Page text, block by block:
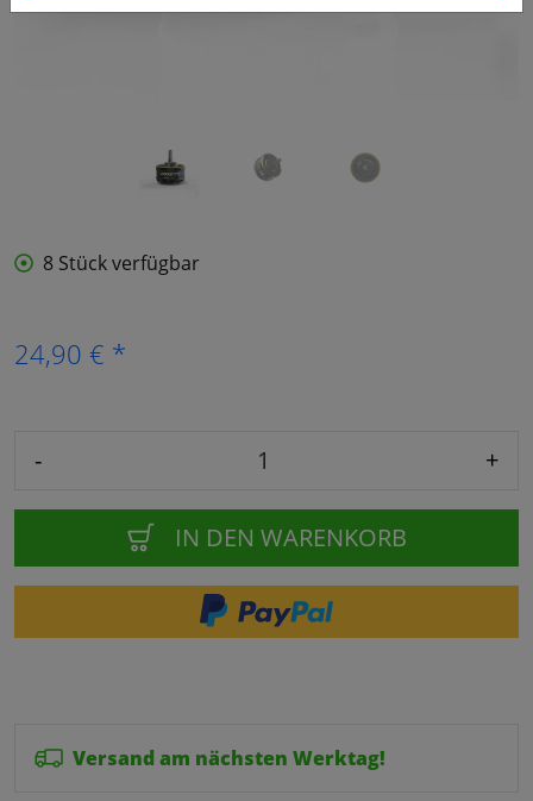
8 Stück verfügbar
24,90 € *
- +
IN DEN WARENKORB
Versand am nächsten Werktag!